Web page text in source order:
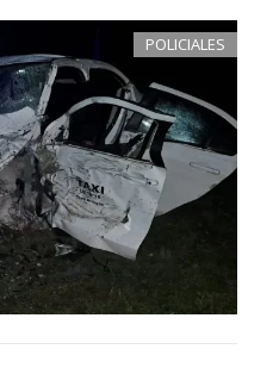
POLICIALES